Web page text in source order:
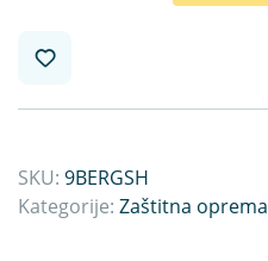
SKU: 9BERGSH
Kategorije: Zaštitna oprema